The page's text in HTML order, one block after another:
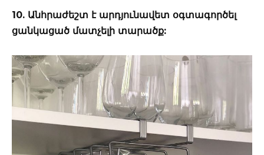
10. Անհրաժեշտ է արդյունավետ օգտագործել
ցանկացած մատչելի տարածք: